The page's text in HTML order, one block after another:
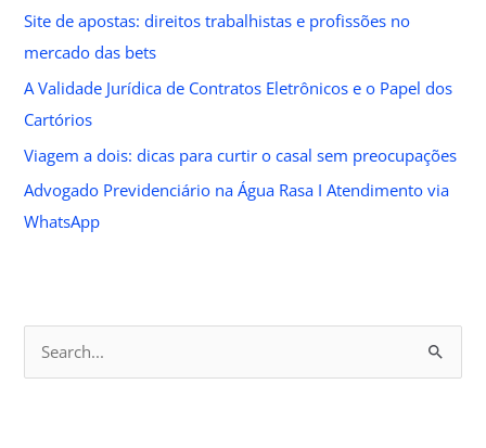
Site de apostas: direitos trabalhistas e profissões no
mercado das bets
A Validade Jurídica de Contratos Eletrônicos e o Papel dos
Cartórios
Viagem a dois: dicas para curtir o casal sem preocupações
Advogado Previdenciário na Água Rasa I Atendimento via
WhatsApp
e